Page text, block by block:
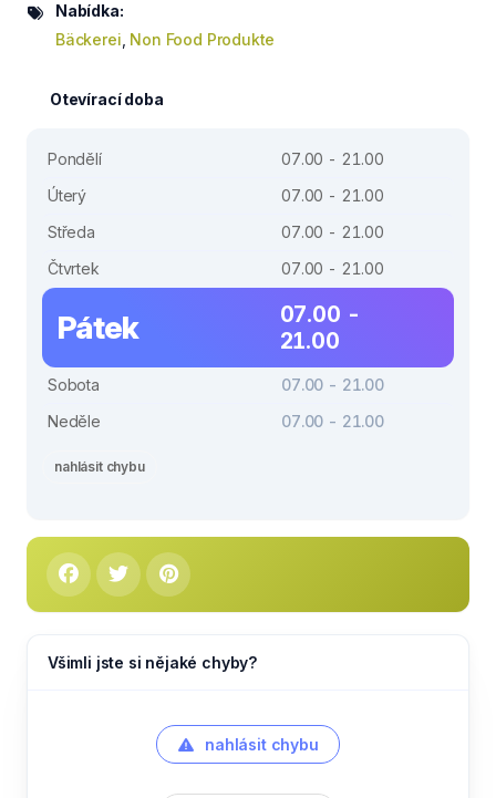
Nabídka:
Bäckerei Non Food Produkte
Otevírací doba
Pondělí
07.00 - 21.00
Úterý
07.00 - 21.00
Středa
07.00 - 21.00
Čtvrtek
07.00 - 21.00
Pátek
07.00 -
21.00
Sobota
07.00 - 21.00
Neděle
07.00 - 21.00
nahlásit chybu
Všimli jste si nějaké chyby?
nahlásit chybu